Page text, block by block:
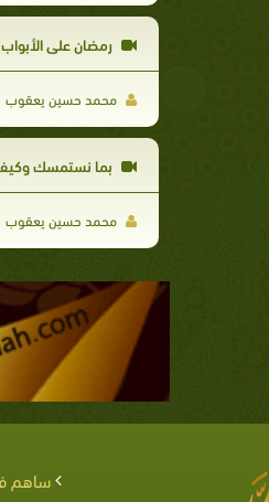
رمضان على الأبواب
محمد حسين يعقوب
بما نستمسك
محمد حسين يعقوب
ساهم